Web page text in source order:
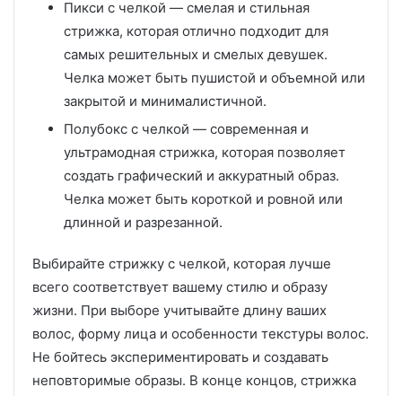
Пикси с челкой — смелая и стильная
стрижка, которая отлично подходит для
самых решительных и смелых девушек.
Челка может быть пушистой и объемной или
закрытой и минималистичной.
Полубокс с челкой — современная и
ультрамодная стрижка, которая позволяет
создать графический и аккуратный образ.
Челка может быть короткой и ровной или
длинной и разрезанной.
Выбирайте стрижку с челкой, которая лучше
всего соответствует вашему стилю и образу
жизни. При выборе учитывайте длину ваших
волос, форму лица и особенности текстуры волос.
Не бойтесь экспериментировать и создавать
неповторимые образы. В конце концов, стрижка